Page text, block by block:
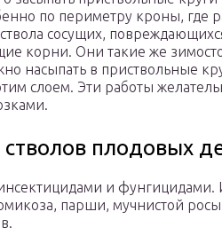
по периметру кроны, где
сосущих,
корни. Они такие же
насыпать в приствольные
слоем. Эти работы
плодовых
и фунгицидами.
парши, мучнистой